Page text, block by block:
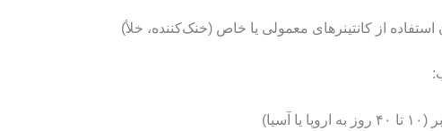
استفاده از کانتینرهای معمولی یا خاص (خنک‌کننده، خلأ)
یا آسیا)